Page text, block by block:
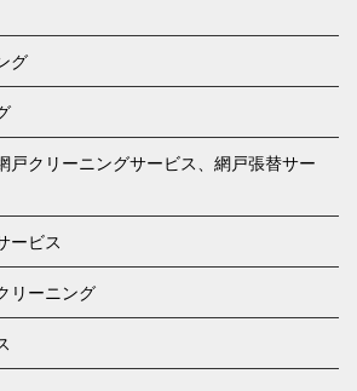
グ
戸クリーニングサービス、網戸張替サー
ービス
リーニング